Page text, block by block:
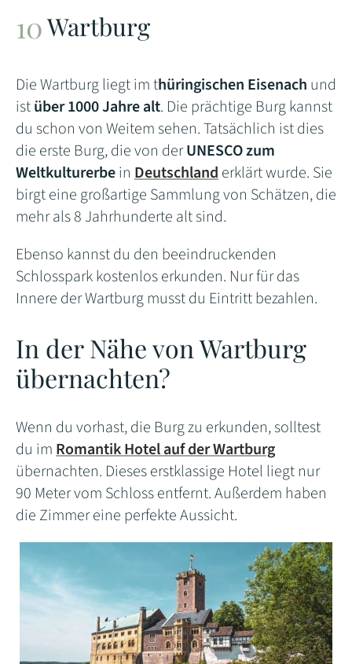
Wartburg
Die Wartburg liegt im thüringischen Eisenach und
istüber 1000 Jahre alt. Die prächtige Burg kannst
du schon von Weitem sehen. Tatsächlich ist dies
die erste Burg, die von derUNESCO zum
Weltkulturerbein Deutschland erklärt wurde. Sie
birgt eine großartige Sammlung von Schätzen, die
mehr als 8 Jahrhunderte alt sind.
Ebenso kannst du den beeindruckenden
Schlosspark kostenlos erkunden. Nur für das
Innere der Wartburg musst du Eintritt bezahlen.
In der Nähe von Wartburg
übernachten?
Wenn du vorhast, die Burg zu erkunden, solltest
du im Romantik Hotel auf der Wartburg
übernachten. Dieses erstklassige Hotel liegt nur
90 Meter vom Schloss entfernt. Außerdem haben
die Zimmer eine perfekte Aussicht.